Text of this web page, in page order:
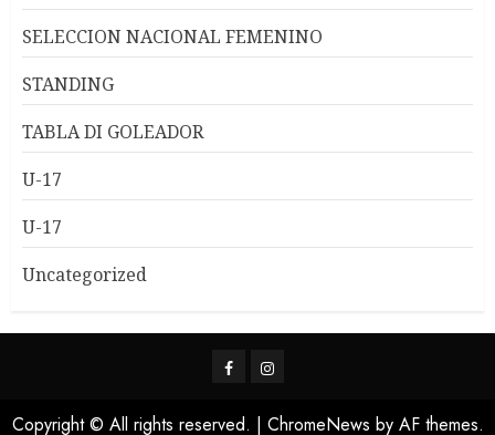
SELECCION NACIONAL FEMENINO
STANDING
TABLA DI GOLEADOR
U-17
U-17
Uncategorized
Copyright © All rights reserved. | ChromeNews by AF themes.